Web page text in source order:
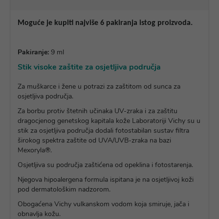
Moguće je kupiti najviše 6 pakiranja istog proizvoda.
Pakiranje: 9 ml
Stik visoke zaštite za osjetljiva područja
Za muškarce i žene u potrazi za zaštitom od sunca za
osjetljiva područja.
Za borbu protiv štetnih učinaka UV-zraka i za zaštitu
dragocjenog genetskog kapitala kože Laboratoriji Vichy su u
stik za osjetljiva područja dodali fotostabilan sustav filtra
širokog spektra zaštite od UVA/UVB-zraka na bazi
Mexoryla®.
Osjetljiva su područja zaštićena od opeklina i fotostarenja.
Njegova hipoalergena formula ispitana je na osjetljivoj koži
pod dermatološkim nadzorom.
Obogaćena Vichy vulkanskom vodom koja smiruje, jača i
obnavlja kožu.